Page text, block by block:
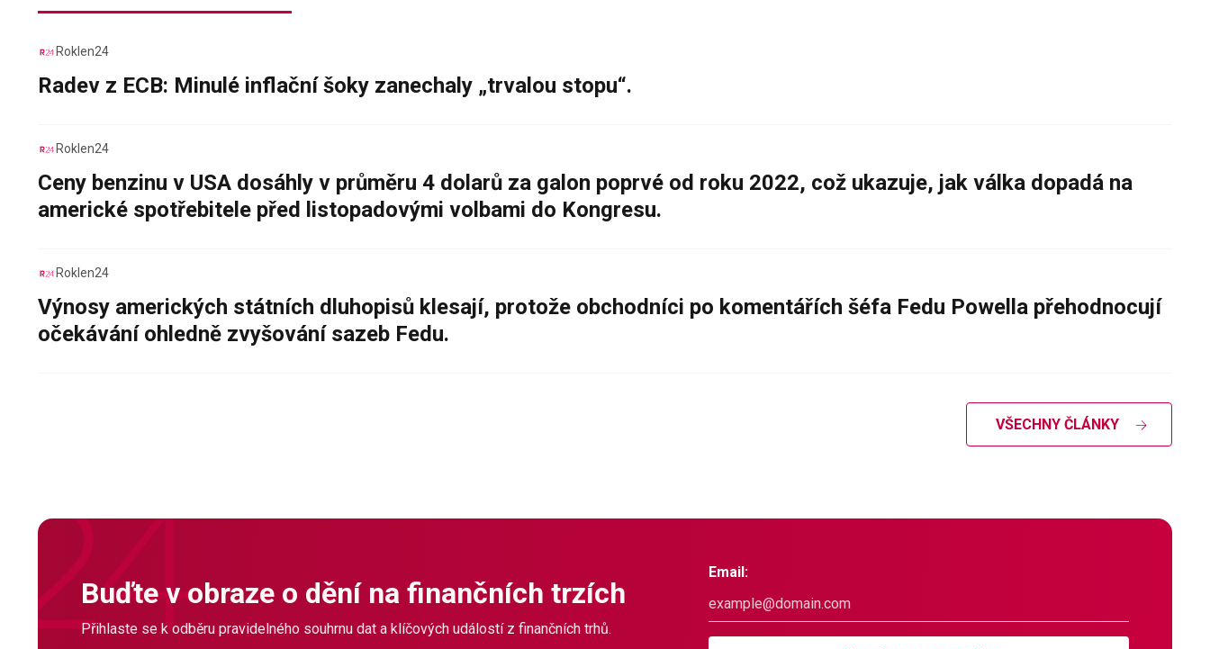
Roklen24
Radev z ECB: Minulé inflační šoky zanechaly „trvalou stopu“.
Roklen24
Ceny benzinu v USA dosáhly v průměru 4 dolarů za galon poprvé od roku 2022, což ukazuje, jak válka dopadá na
americké spotřebitele před listopadovými volbami do Kongresu.
Roklen24
Výnosy amerických státních dluhopisů klesají, protože obchodníci po komentářích šéfa Fedu Powella přehodnocují
očekávání ohledně zvyšování sazeb Fedu.
VŠECHNY ČLÁNKY
Buďte v obraze o dění na finančních trzích
Přihlaste se k odběru pravidelného souhrnu dat a klíčových událostí z finančních trhů.
Email: